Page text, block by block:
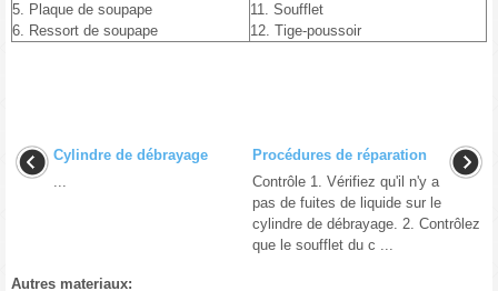
5. Plaque de soupape
6. Ressort de soupape
11. Soufflet
12. Tige-poussoir
Cylindre de débrayage
...
Procédures de réparation
Contrôle 1. Vérifiez qu'il n'y a
pas de fuites de liquide sur le
cylindre de débrayage. 2. Contrôlez
que le soufflet du c ...
Autres materiaux: